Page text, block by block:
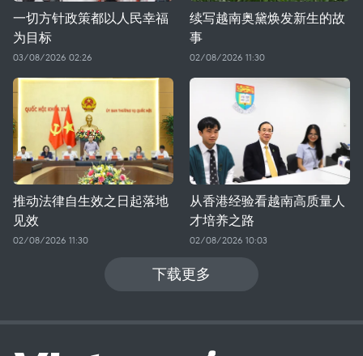
一切方针政策都以人民幸福
为目标
03/08/2026 02:26
续写越南奥黛焕发新生的故
事
02/08/2026 11:30
推动法律自生效之日起落地
见效
02/08/2026 11:30
从香港经验看越南高质量人
才培养之路
02/08/2026 10:03
下载更多